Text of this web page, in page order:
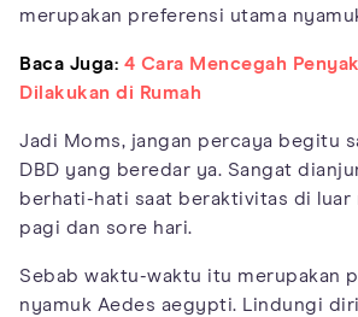
merupakan preferensi utama
Baca Juga: 4 Cara Mencegah
Dilakukan di Rumah
Jadi Moms, jangan percaya begitu
DBD yang beredar ya. Sangat
berhati-hati saat beraktivitas di luar
pagi dan sore hari.
Sebab waktu-waktu itu merupakan
nyamuk Aedes aegypti. Lindungi